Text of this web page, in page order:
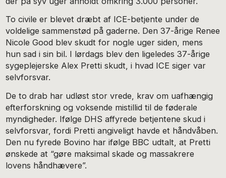
To civile er blevet dræbt af ICE-betjente under de
voldelige sammenstød på gaderne. Den 37-årige Renee
Nicole Good blev skudt for nogle uger siden, mens
hun sad i sin bil. I lørdags blev den ligeledes 37-årige
sygeplejerske Alex Pretti skudt, i hvad ICE siger var
selvforsvar.
De to drab har udløst stor vrede, krav om uafhængig
efterforskning og voksende mistillid til de føderale
myndigheder. Ifølge DHS affyrede betjentene skud i
selvforsvar, fordi Pretti angiveligt havde et håndvåben.
Den nu fyrede Bovino har ifølge BBC udtalt, at Pretti
ønskede at “gøre maksimal skade og massakrere
lovens håndhævere”.